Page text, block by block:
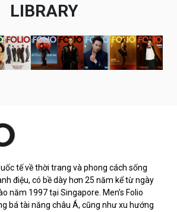
LIBRARY
tế về thời trang và phong cách sống
điệu, có bề dày hơn 25 năm kể từ ngày
năm 1997 tại Singapore. Men’s Folio
bá tài năng châu Á, cũng như xu hướng